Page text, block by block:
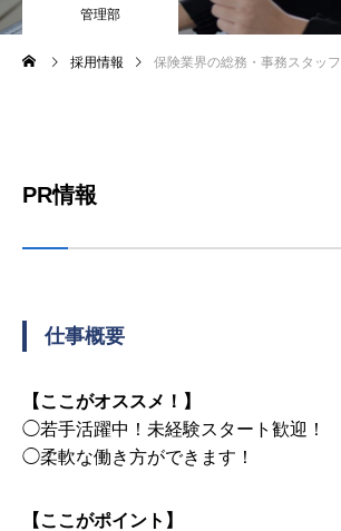
管理部
採用情報 保険業界の総務・事務スタッフ
PR情報
仕事概要
【ここがオススメ！】
◯若手活躍中！未経験スタート歓迎！
◯柔軟な働き方ができます！
【ここがポイント】